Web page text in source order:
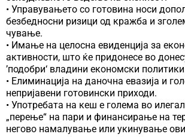
• Управувањето со готовина носи
безбедносни ризици од кражба и
чување.
• Имање на целосна евиденција за
активности, што ќе придонесе во
’подобри‘ владини економски
• Елиминација на даночна евазија и
непријавени готовински приходи.
• Употребата на кеш е голема во
„перење“ на пари и финансирање на
негово намалување или укинување